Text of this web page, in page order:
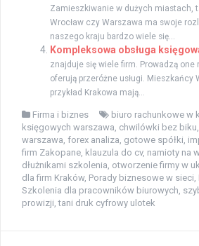
Zamieszkiwanie w dużych miastach,
Wrocław czy Warszawa ma swoje
naszego kraju bardzo wiele się...
Kompleksowa obsługa
znajduje się wiele firm. Prowadzą one
oferują przeróżne usługi. Mieszkańcy
przykład Krakowa mają...
Firma i biznes biuro rachunkowe w
księgowych warszawa chwilówki bez biku
warszawa forex analiza gotowe spółki
firm Zakopane klauzula do cv, namioty na
dłużnikami szkolenia otworzenie firmy w uk
dla firm Kraków, Porady biznesowe w sieci
Szkolenia dla pracowników biurowych
prowizji ,tani druk cyfrowy ulotek